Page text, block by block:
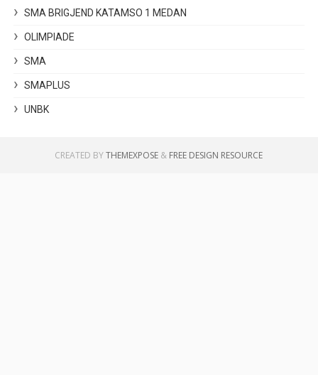
SMA BRIGJEND KATAMSO 1 MEDAN
OLIMPIADE
SMA
SMAPLUS
UNBK
CREATED BYTHEMEXPOSE & FREE DESIGN RESOURCE